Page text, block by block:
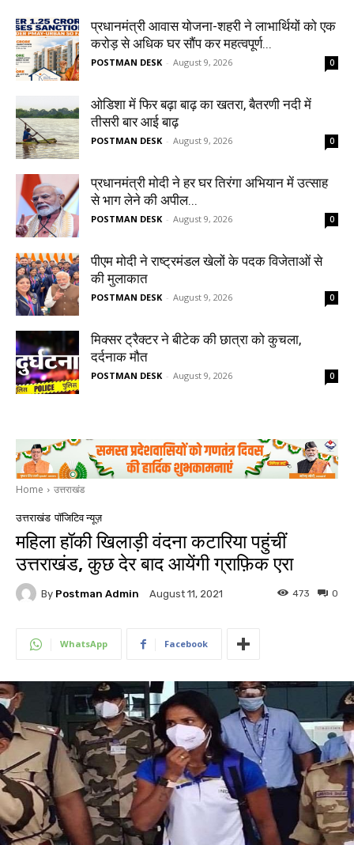
प्रधानमंत्री आवास योजना-शहरी ने लाभार्थियों को एक
करोड़ से अधिक घर सौंप कर महत्वपूर्ण...
POSTMAN DESK - August 9, 2026 0
ओडिशा में फिर बढ़ा बाढ़ का खतरा, बैतरणी नदी में
तीसरी बार आई बाढ़
POSTMAN DESK - August 9, 2026 0
प्रधानमंत्री मोदी ने हर घर तिरंगा अभियान में उत्साह
से भाग लेने की अपील...
POSTMAN DESK - August 9, 2026 0
पीएम मोदी ने राष्ट्रमंडल खेलों के पदक विजेताओं से
की मुलाकात
POSTMAN DESK - August 9, 2026 0
मिक्सर ट्रैक्टर ने बीटेक की छात्रा को कुचला,
दर्दनाक मौत
POSTMAN DESK - August 9, 2026 0